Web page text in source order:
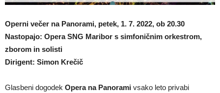
Operni večer na Panorami, petek, 1. 7. 2022, ob 20.30
Nastopajo: Opera SNG Maribor s simfoničnim orkestrom,
zborom in solisti
Dirigent: Simon Krečič
Glasbeni dogodek Opera na Panorami vsako leto privabi